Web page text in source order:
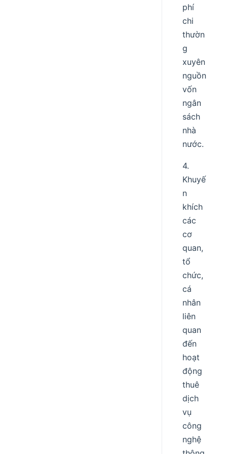
phí
chi
thườn
g
xuyên
nguồn
vốn
ngân
sách
nhà
nước.
4.
Khuyế
n
khích
các
cơ
quan,
tổ
chức,
cá
nhân
liên
quan
đến
hoạt
động
thuê
dịch
vụ
công
nghệ